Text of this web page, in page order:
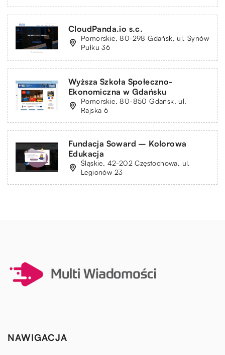
CloudPanda.io s.c.
Pomorskie, 80-298 Gdańsk, ul. Synów
Pułku 36
Wyższa Szkoła Społeczno-
Ekonomiczna w Gdańsku
Pomorskie, 80-850 Gdańsk, ul.
Rajska 6
Fundacja Soward – Kolorowa
Edukacja
Śląskie, 42-202 Częstochowa, ul.
Legionów 23
NAWIGACJA